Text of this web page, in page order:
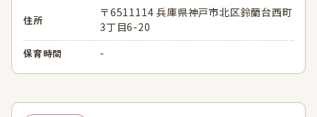
住所
〒6511114 兵庫県神戸市北区鈴蘭台西町
3丁目6-20
保育時間 -